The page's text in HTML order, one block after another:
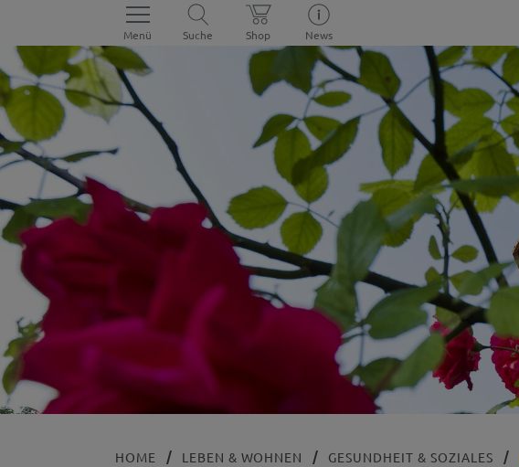
Menü Suche Shop News
HOME LEBEN & WOHNEN GESUNDHEIT & SOZIALES